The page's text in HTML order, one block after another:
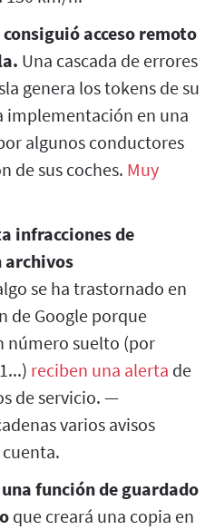
acceso remoto
Una cascada de errores
genera los tokens de su
implementación en una
algunos conductores
de sus coches. Muy
infracciones de
archivos
se ha trastornado en
de Google porque
número suelto (por
reciben una alerta de
de servicio. —
varios avisos
función de guardado
que creará una copia en